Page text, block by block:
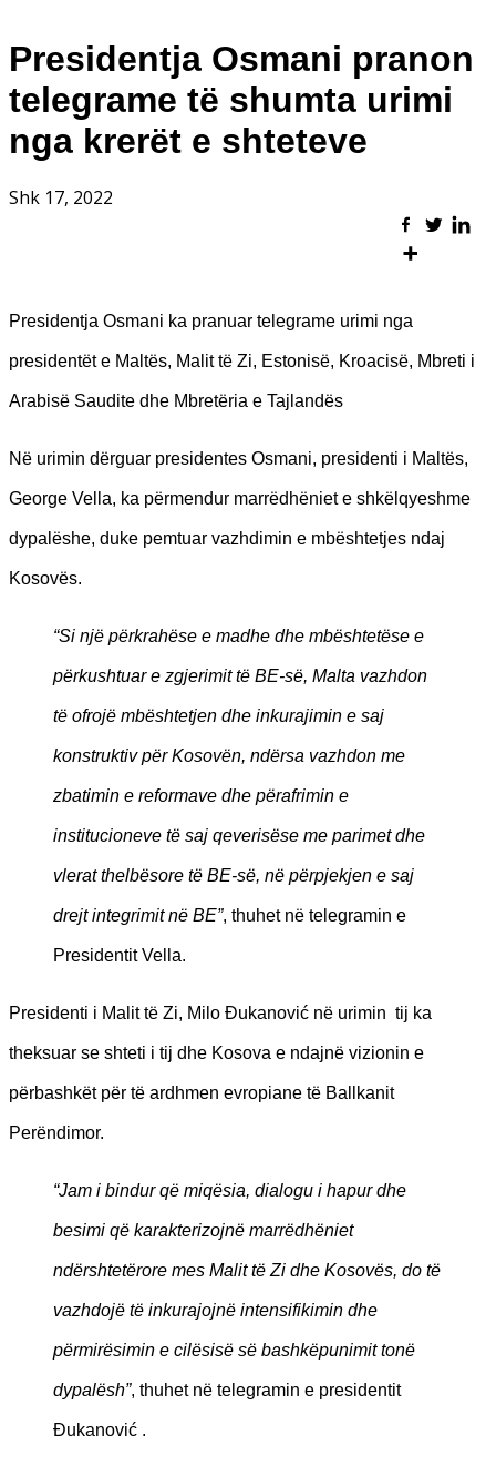
Presidentja Osmani pranon
telegrame të shumta urimi
nga krerët e shteteve
Shk 17, 2022
Presidentja Osmani ka pranuar telegrame urimi nga
presidentët e Maltës, Malit të Zi, Estonisë, Kroacisë, Mbreti i
Arabisë Saudite dhe Mbretëria e Tajlandës
Në urimin dërguar presidentes Osmani, presidenti i Maltës,
George Vella, ka përmendur marrëdhëniet e shkëlqyeshme
dypalëshe, duke pemtuar vazhdimin e mbështetjes ndaj
Kosovës.
“Si një përkrahëse e madhe dhe mbështetëse e
përkushtuar e zgjerimit të BE-së, Malta vazhdon
të ofrojë mbështetjen dhe inkurajimin e saj
konstruktiv për Kosovën, ndërsa vazhdon me
zbatimin e reformave dhe përafrimin e
institucioneve të saj qeverisëse me parimet dhe
vlerat thelbësore të BE-së, në përpjekjen e saj
drejt integrimit në BE”, thuhet në telegramin e
Presidentit Vella.
Presidenti i Malit të Zi, Milo Đukanović në urimin tij ka
theksuar se shteti i tij dhe Kosova e ndajnë vizionin e
përbashkët për të ardhmen evropiane të Ballkanit
Perëndimor.
“Jam i bindur që miqësia, dialogu i hapur dhe
besimi që karakterizojnë marrëdhëniet
ndërshtetërore mes Malit të Zi dhe Kosovës, do të
vazhdojë të inkurajojnë intensifikimin dhe
përmirësimin e cilësisë së bashkëpunimit tonë
dypalësh”, thuhet në telegramin e presidentit
Đukanović .